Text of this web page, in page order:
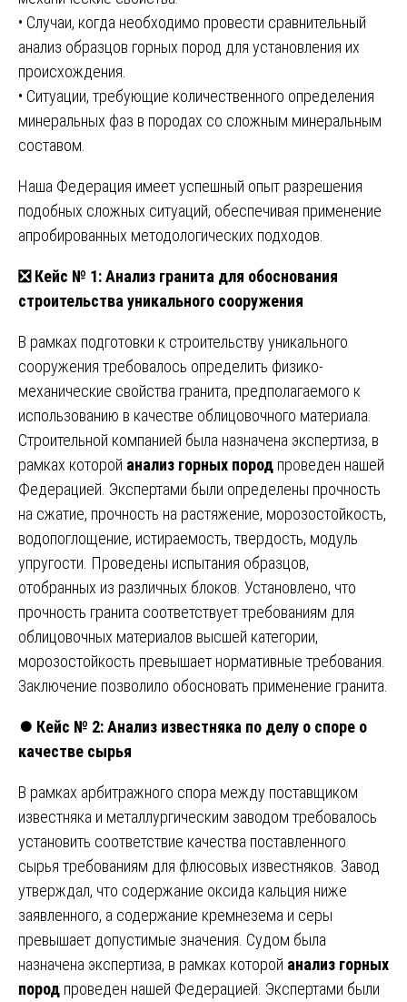
• Случаи, когда необходимо провести сравнительный
анализ образцов горных пород для установления их
происхождения.
• Ситуации, требующие количественного определения
минеральных фаз в породах со сложным минеральным
составом.
Наша Федерация имеет успешный опыт разрешения
подобных сложных ситуаций, обеспечивая применение
апробированных методологических подходов.
❎Кейс № 1: Анализ гранита для обоснования
строительства уникального сооружения
В рамках подготовки к строительству уникального
сооружения требовалось определить физико-
механические свойства гранита, предполагаемого к
использованию в качестве облицовочного материала.
Строительной компанией была назначена экспертиза, в
рамках которой анализ горных пород проведен нашей
Федерацией. Экспертами были определены прочность
на сжатие, прочность на растяжение, морозостойкость,
водопоглощение, истираемость, твердость, модуль
упругости. Проведены испытания образцов,
отобранных из различных блоков. Установлено, что
прочность гранита соответствует требованиям для
облицовочных материалов высшей категории,
морозостойкость превышает нормативные требования.
Заключение позволило обосновать применение гранита.
⏺️ Кейс № 2: Анализ известняка по делу о споре о
качестве сырья
В рамках арбитражного спора между поставщиком
известняка и металлургическим заводом требовалось
установить соответствие качества поставленного
сырья требованиям для флюсовых известняков. Завод
утверждал, что содержание оксида кальция ниже
заявленного, а содержание кремнезема и серы
превышает допустимые значения. Судом была
назначена экспертиза, в рамках которой анализ горных
пород проведен нашей Федерацией. Экспертами были